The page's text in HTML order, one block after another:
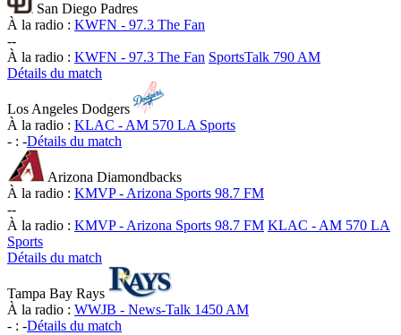
San Diego Padres
À la radio : KWFN - 97.3 The Fan
--
À la radio : KWFN - 97.3 The Fan SportsTalk 790 AM
Détails du match
Los Angeles Dodgers
À la radio : KLAC - AM 570 LA Sports
- : -Détails du match
Arizona Diamondbacks
À la radio : KMVP - Arizona Sports 98.7 FM
--
À la radio : KMVP - Arizona Sports 98.7 FM KLAC - AM 570 LA
Sports
Détails du match
Tampa Bay Rays
À la radio : WWJB - News-Talk 1450 AM
- : -Détails du match